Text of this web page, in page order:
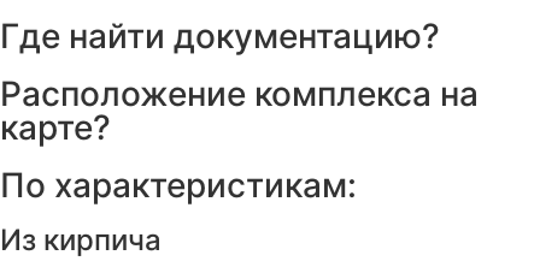
Где найти документацию?
Расположение комплекса на
карте?
По характеристикам:
Из кирпича